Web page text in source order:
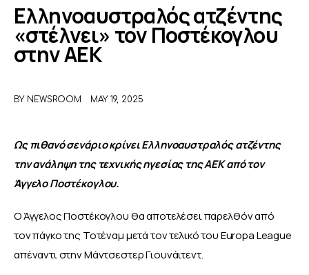
BLOGS
BEYOND SPORTS
ΑΦΙΕΡΩΜΑΤΑ
Ελληνοαυστραλός ατζέντης
«στέλνει» τον Ποστέκογλου
στην ΑΕΚ
BY NEWSROOM MAY 19, 2025
Ως πιθανό σενάριο κρίνει Ελληνοαυστραλός ατζέντης
την ανάληψη της τεχνικής ηγεσίας της ΑΕΚ από τον
Άγγελο Ποστέκογλου.
Ο Άγγελος Ποστέκογλου θα αποτελέσει παρελθόν από
τον πάγκο της Τοτέναμ μετά τον τελικό του Europa League
απέναντι στην Μάντσεστερ Γιουνάιτεντ.